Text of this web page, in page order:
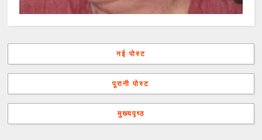
नई पोस्ट
पुरानी पोस्ट
मुख्यपृष्ठ